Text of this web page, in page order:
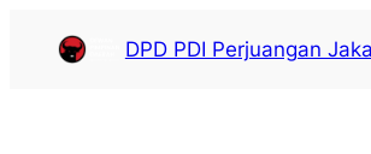
DPD PDI Perjuangan